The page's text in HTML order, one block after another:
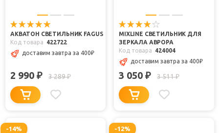
АКВАТОН СВЕТИЛЬНИК FAGUS
Код товара
422722
доставим завтра за 400₽
2 990 ₽ 3 289₽
MIXLINE СВЕТИЛЬНИК ДЛЯ
ЗЕРКАЛА АВРОРА
Код товара
424004
доставим завтра за 400₽
3 050 ₽ 3 511₽
-14% -12%